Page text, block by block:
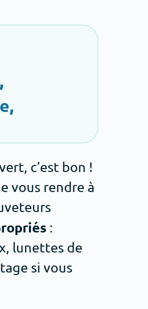
c’est bon !
vous rendre à
:
lunettes de
si vous